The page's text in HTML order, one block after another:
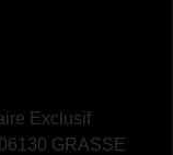
Exclusif
GRASSE